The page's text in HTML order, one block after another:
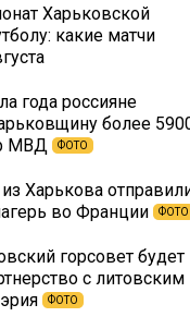
Харьковской
какие матчи
года россияне
более
МВД
ФОТО
Харькова
во Франции
ФОТО
горсовет будет
с литовским
ФОТО